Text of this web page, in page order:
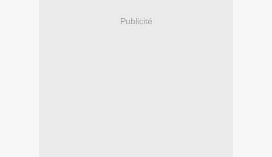
Publicité